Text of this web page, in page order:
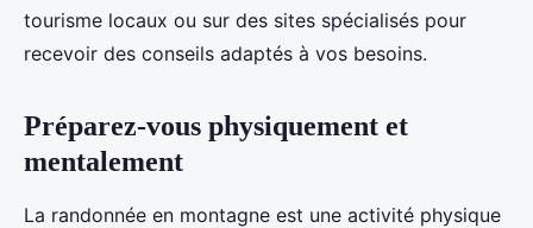
tourisme locaux ou sur des sites spécialisés pour
recevoir des conseils adaptés à vos besoins.
Préparez-vous physiquement et
mentalement
La randonnée en montagne est une activité physique